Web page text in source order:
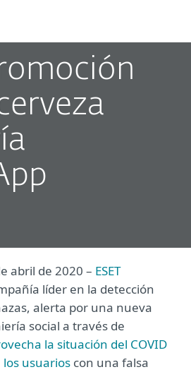
abril de 2020 – ESET
líder en la detección
alerta por una nueva
social a través de
la situación del COVID
usuarios con una falsa